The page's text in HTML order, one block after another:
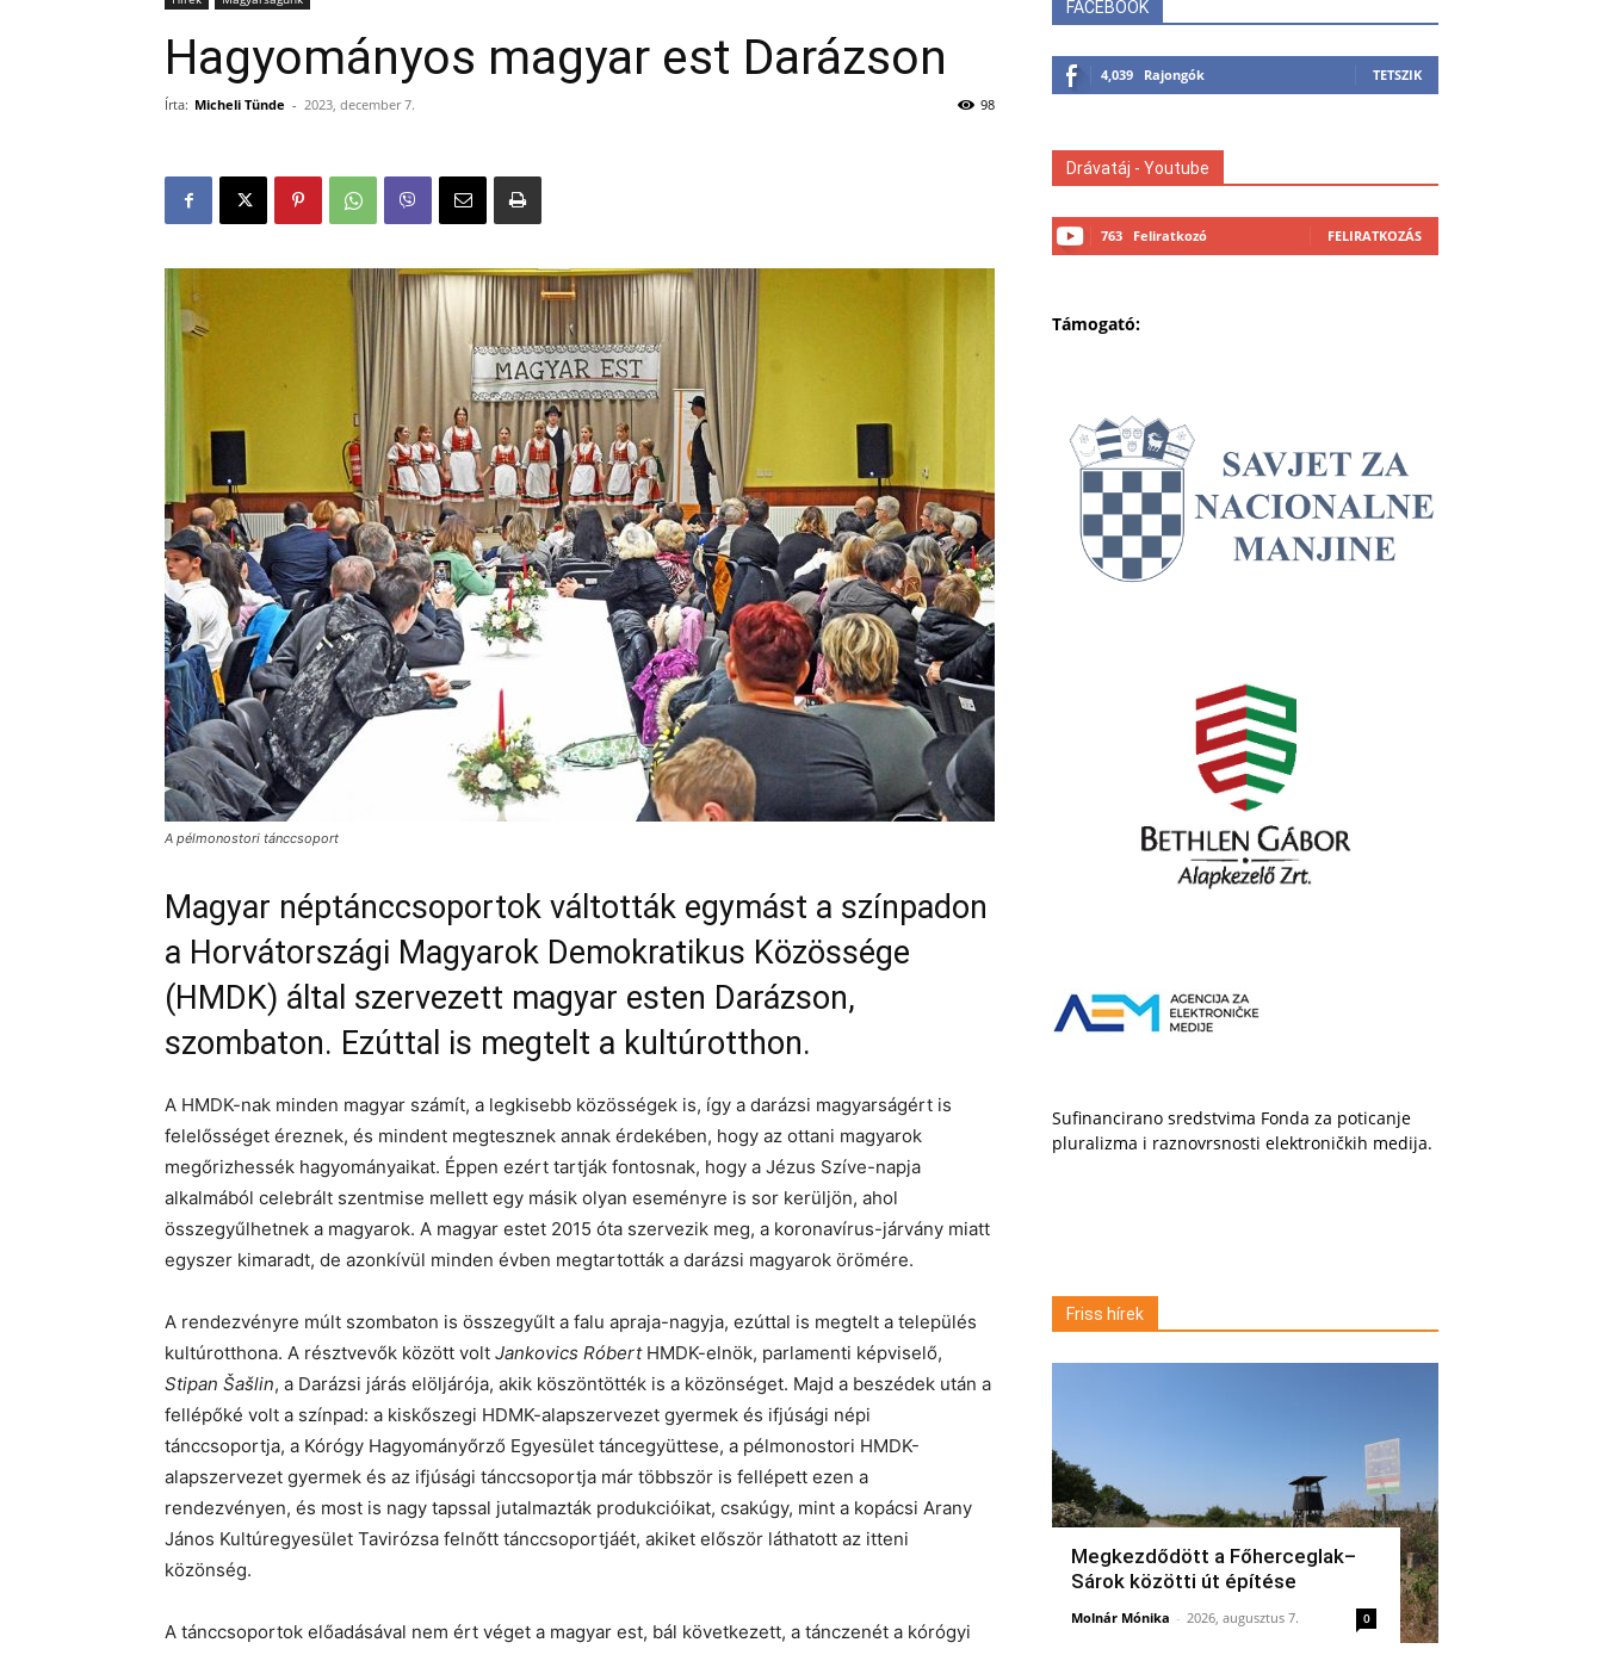
Hagyományos magyar est Darázson
Írta: Micheli Tünde - 2023, december 7. 98
A pélmonostori tánccsoport
Magyar néptánccsoportok váltották egymást a színpadon
a Horvátországi Magyarok Demokratikus Közössége
(HMDK) által szervezett magyar esten Darázson,
szombaton. Ezúttal is megtelt a kultúrotthon.
A HMDK-nak minden magyar számít, a legkisebb közösségek is, így a darázsi magyarságért is
felelősséget éreznek, és mindent megtesznek annak érdekében, hogy az ottani magyarok
megőrizhessék hagyományaikat. Éppen ezért tartják fontosnak, hogy a Jézus Szíve-napja
alkalmából celebrált szentmise mellett egy másik olyan eseményre is sor kerüljön, ahol
összegyűlhetnek a magyarok. A magyar estet 2015 óta szervezik meg, a koronavírus-járvány miatt
egyszer kimaradt, de azonkívül minden évben megtartották a darázsi magyarok örömére.
A rendezvényre múlt szombaton is összegyűlt a falu apraja-nagyja, ezúttal is megtelt a település
kultúrotthona. A résztvevők között volt Jankovics RóbertHMDK-elnök, parlamenti képviselő,
Stipan Šašlin, a Darázsi járás elöljárója, akik köszöntötték is a közönséget. Majd a beszédek után a
fellépőké volt a színpad: a kiskőszegi HDMK-alapszervezet gyermek és ifjúsági népi
tánccsoportja, a Kórógy Hagyományőrző Egyesület táncegyüttese, a pélmonostori HMDK-
alapszervezet gyermek és az ifjúsági tánccsoportja már többször is fellépett ezen a
rendezvényen, és most is nagy tapssal jutalmazták produkcióikat, csakúgy, mint a kopácsi Arany
János Kultúregyesület Tavirózsa felnőtt tánccsoportjáét, akiket először láthatott az itteni
közönség.
A tánccsoportok előadásával nem ért véget a magyar est, bál következett, a tánczenét a kórógyi
FACEBOOK
4,039 Rajongók TETSZIK
Drávatáj - Youtube
763 Feliratkozó FELIRATKOZÁS
Támogató:
Sufinancirano sredstvima Fonda za poticanje
pluralizma i raznovrsnosti elektroničkih medija.
Friss hírek
Megkezdődött a Főherceglak–
Sárok közötti út építése
Molnár Mónika - 2026, augusztus 7. 0